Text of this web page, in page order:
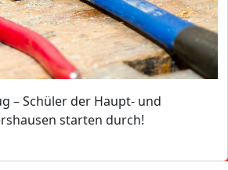
– Schüler der Haupt- und
starten durch!